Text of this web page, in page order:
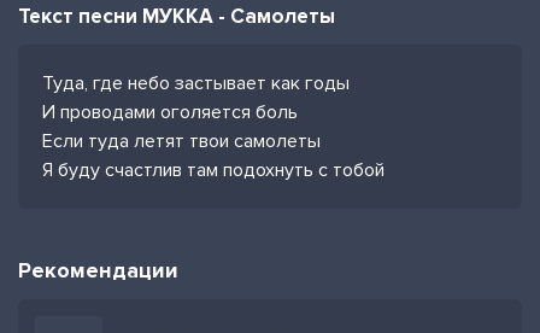
Текст песни МУККА - Самолеты
Туда, где небо застывает как годы
И проводами оголяется боль
Если туда летят твои самолеты
Я буду счастлив там подохнуть с тобой
Рекомендации